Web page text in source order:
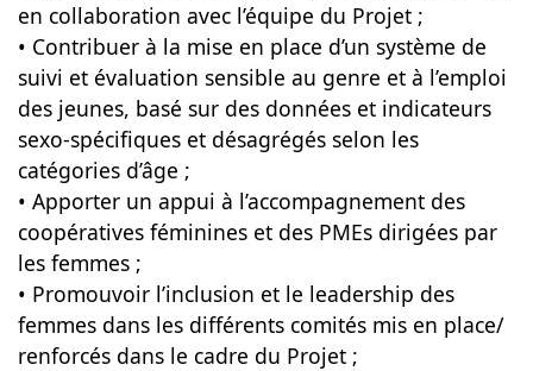
en collaboration avec l’équipe du Projet ;
• Contribuer à la mise en place d’un système de
suivi et évaluation sensible au genre et à l’emploi
des jeunes, basé sur des données et indicateurs
sexo-spécifiques et désagrégés selon les
catégories d’âge ;
• Apporter un appui à l’accompagnement des
coopératives féminines et des PMEs dirigées par
les femmes ;
• Promouvoir l’inclusion et le leadership des
femmes dans les différents comités mis en place/
renforcés dans le cadre du Projet ;